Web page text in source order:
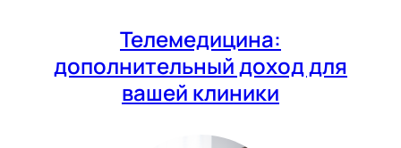
Телемедицина:
дополнительный доход для
вашей клиники